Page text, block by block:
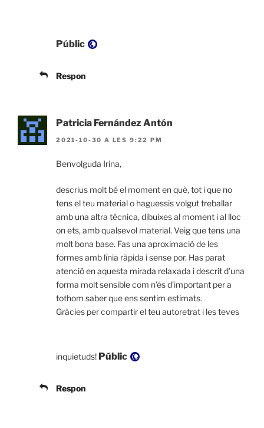
Públic
Respon
Patricia Fernández Antón
2021-10-30 A LES 9:22 PM
Benvolguda Irina,
descrius molt bé el moment en què, tot i que no
tens el teu material o haguessis volgut treballar
amb una altra tècnica, dibuixes al moment i al lloc
on ets, amb qualsevol material. Veig que tens una
molt bona base. Fas una aproximació de les
formes amb línia ràpida i sense por. Has parat
atenció en aquesta mirada relaxada i descrit d’una
forma molt sensible com n’és d’important per a
tothom saber que ens sentim estimats.
Gràcies per compartir el teu autoretrat i les teves
inquietuds! Públic
Respon